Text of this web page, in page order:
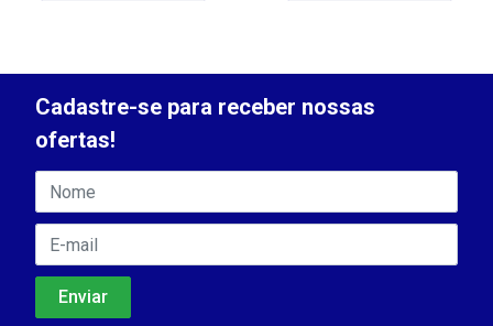
Cadastre-se para receber nossas
ofertas!